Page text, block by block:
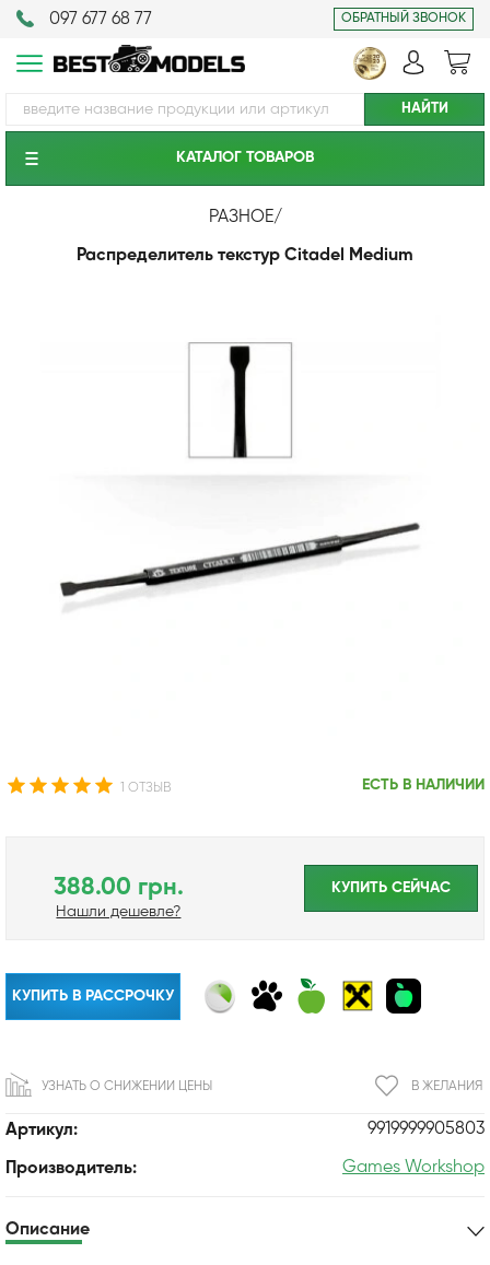
097 677 68 77 ОБРАТНЫЙ ЗВОНОК
КАТАЛОГ ТОВАРОВ
РАЗНОЕ/
Распределитель текстур Citadel Medium
1 ОТЗЫВ ЕСТЬ В НАЛИЧИИ
Артикул: 9919999905803
Производитель: Games Workshop
388.00 грн.
Нашли дешевле?
КУПИТЬ CЕЙЧАС
КУПИТЬ В РАССРОЧКУ
В ЖЕЛАНИЯ
УЗНАТЬ О СНИЖЕНИИ ЦЕНЫ
Описание